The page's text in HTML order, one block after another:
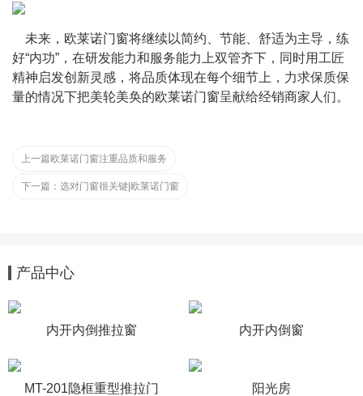
未来，欧莱诺门窗将继续以简约、节能、舒适为主导，练
好“内功”，在研发能力和服务能力上双管齐下，同时用工匠
精神启发创新灵感，将品质体现在每个细节上，力求保质保
量的情况下把美轮美奂的欧莱诺门窗呈献给经销商家人们。
上一篇欧莱诺门窗注重品质和服务
下一篇： 选对门窗很关键|欧莱诺门窗
产品中心
内开内倒推拉窗 内开内倒窗
MT-201隐框重型推拉门 阳光房